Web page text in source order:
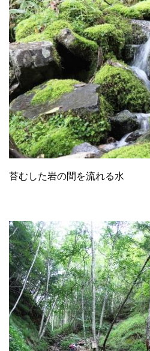
苔むした岩の間を流れる水